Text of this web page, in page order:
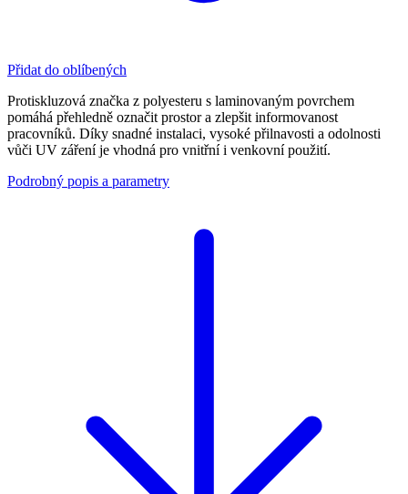
Přidat do oblíbených
Protiskluzová značka z polyesteru s laminovaným povrchem
pomáhá přehledně označit prostor a zlepšit informovanost
pracovníků. Díky snadné instalaci, vysoké přilnavosti a odolnosti
vůči UV záření je vhodná pro vnitřní i venkovní použití.
Podrobný popis a parametry